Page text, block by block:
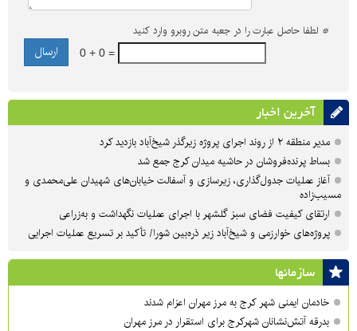
* لطفا حاصل عبارت را در جعبه متن روبرو وارد کنید
0 + 0 =
آخرین اخبار
مدیر منطقه ۲ از روند اجرای پروژه زیرگذر شیخ‌آباد بازدید کرد
بساط پرنده‌فروشان در حاشیه میدان کرج جمع شد
آغاز عملیات جدول‌گذاری، زیرسازی و آسفالت خیابان‌های شهیدان علی‌محمدی و
مسیب‌زاده
ارتقای کیفیت فضای سبز گلشهر با اجرای عملیات نگهداشت و به‌زراعی
پروژه‌های خوارزمی و شیخ‌آباد زیر ذره‌بین شورا/ تأکید بر تسریع عملیات اجرایی
سازمان‎ها
خادمان ایمنی شهر کرج به مرز مهران اعزام شدند
بدرقه آتش‌نشانان شهرکرج برای استقرار در مرز مهران